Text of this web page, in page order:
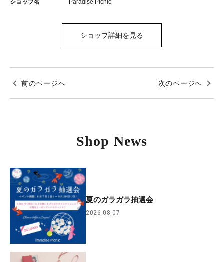
ショップ名 Paradise Picnic
ショップ詳細を見る
前のページへ 次のページへ
Shop News
夏のガラガラ抽選会
2026.08.07